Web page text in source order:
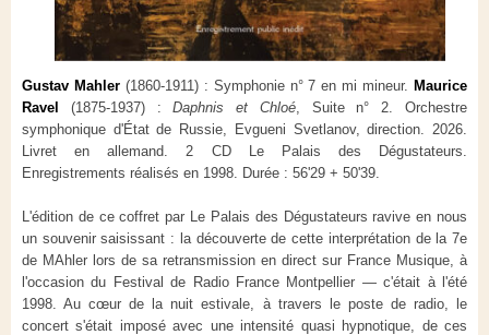
Gustav Mahler(1860-1911) : Symphonie n° 7 en mi mineur.
Maurice
Ravel
(1875-1937) :Daphnis et Chloé, Suite n° 2. Orchestre
symphonique d'État de Russie, Evgueni Svetlanov, direction. 2026.
Livret en allemand. 2 CD Le Palais des Dégustateurs.
Enregistrements réalisés en 1998. Durée : 56'29 + 50'39.
L'édition de ce coffret par Le Palais des Dégustateurs ravive en nous
un souvenir saisissant : la découverte de cette interprétation de la 7e
de MAhler lors de sa retransmission en direct sur France Musique, à
l'occasion du Festival de Radio France Montpellier — c'était à l'été
1998. Au cœur de la nuit estivale, à travers le poste de radio, le
concert s'était imposé avec une intensité quasi hypnotique, de ces